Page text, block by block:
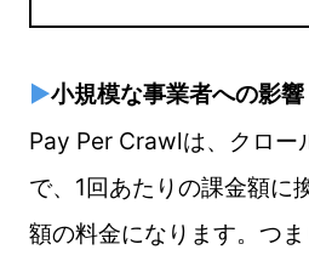
▶小規模な事業者への影響
Pay Per Crawlは、クロー
で、1回あたりの課金額に
額の料金になります。つ